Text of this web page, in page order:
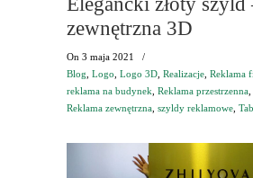
zewnętrzna 3D
On 3 maja 2021
/
Blog Logo Logo 3D Realizacje Reklama
reklama na budynek Reklama przestrzenna
Reklama zewnętrzna szyldy reklamowe